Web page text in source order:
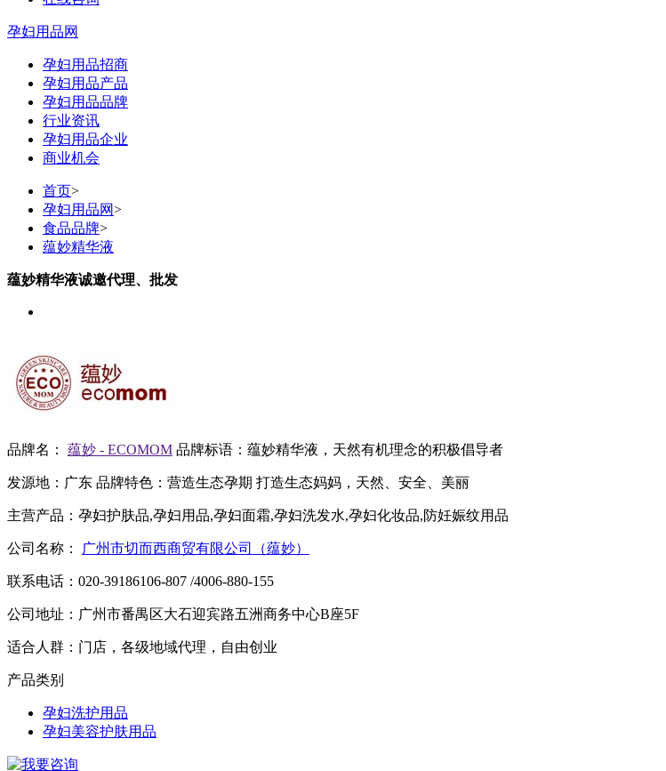
孕妇用品网
孕妇用品招商
孕妇用品产品
孕妇用品品牌
行业资讯
孕妇用品企业
商业机会
首页>
孕妇用品网>
食品品牌>
蕴妙精华液
蕴妙精华液诚邀代理、批发
品牌名： 蕴妙 - ECOMOM 品牌标语： 蕴妙精华液，天然有机理念的积极倡导者
发源地： 广东 品牌特色： 营造生态孕期 打造生态妈妈，天然、安全、美丽
主营产品： 孕妇护肤品,孕妇用品,孕妇面霜,孕妇洗发水,孕妇化妆品,防妊娠纹用品
公司名称： 广州市切而西商贸有限公司（蕴妙）
联系电话： 020-39186106-807 /4006-880-155
公司地址： 广州市番禺区大石迎宾路五洲商务中心B座5F
适合人群： 门店，各级地域代理，自由创业
产品类别
孕妇洗护用品
孕妇美容护肤用品